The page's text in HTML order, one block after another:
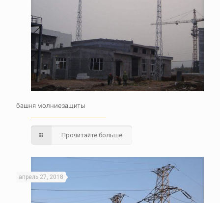
башня молниезащиты
Прочитайте больше
апрель 27, 2018